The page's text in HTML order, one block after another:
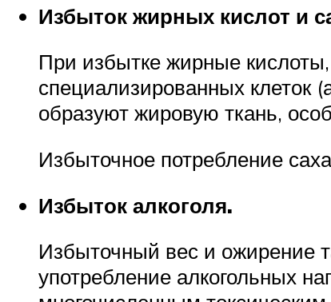
Избыток жирных кислот и
При избытке жирные
специализированных клеток
образуют жировую ткань,
Избыточное потребление
Избыток алкоголя.
Избыточный вес и ожирение
употребление алкогольных